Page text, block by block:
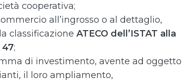
cooperativa;
all’ingrosso o al dettaglio,
classificazione ATECO dell’ISTAT alla
47;
di investimento, avente ad oggetto
il loro ampliamento,